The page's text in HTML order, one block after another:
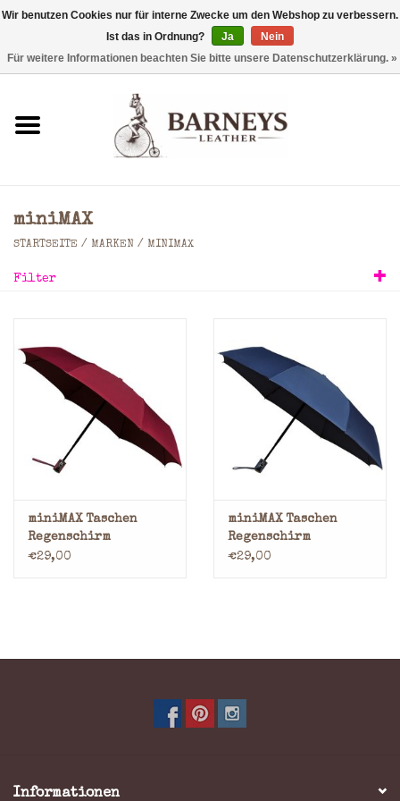
0 Artikel - €0,00
Geldbörse
Rucksäcke
Accessoires
miniMAX
STARTSEITE / MARKEN / MINIMAX
Filter
miniMAX Taschen
Regenschirm
Taschenschirm
€29,00
miniMAX Taschen
Regenschirm
Taschenschirm
€29,00
Informationen
Wir benutzen Cookies nur für interne Zwecke um den Webshop zu verbessern.
Ist das in Ordnung?
Ja
Nein
Für weitere Informationen beachten Sie bitte unsere Datenschutzerklärung. »